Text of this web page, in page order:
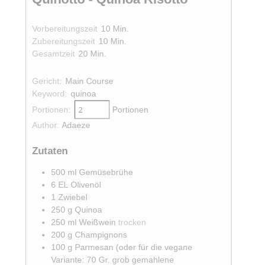
Vorbereitungszeit 10 Minuten
Min.
Zubereitungszeit 10 Minuten
Min.
Gesamtzeit 20 Minuten
Min.
Gericht: Main Course
Keyword: quinoa
Portionen:
Portionen
Author:Adaeze
Zutaten
500 ml Gemüsebrühe
6 EL Olivenöl
1 Zwiebel
250 g Quinoa
250 ml Weißwein trocken
200 g Champignons
100 g Parmesan (oder für die vegane
Variante: 70 Gr. grob gemahlene